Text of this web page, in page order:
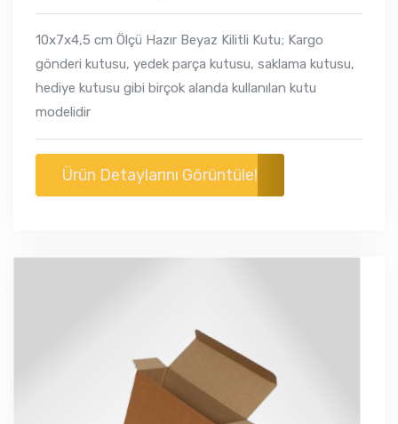
10x7x4,5 cm Ölçü Hazır Beyaz Kilitli Kutu; Kargo
gönderi kutusu, yedek parça kutusu, saklama kutusu,
hediye kutusu gibi birçok alanda kullanılan kutu
modelidir
Ürün Detaylarını Görüntüle!